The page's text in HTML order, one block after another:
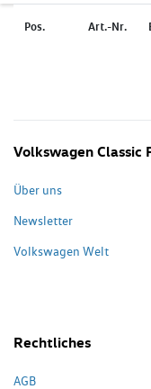
Pos. Art.-Nr.
Volkswagen Classic
Über uns
Newsletter
Volkswagen Welt
Rechtliches
AGB